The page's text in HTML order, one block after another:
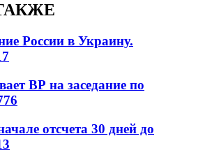
России в Украину.
ВР на заседание по
76
отсчета 30 дней до